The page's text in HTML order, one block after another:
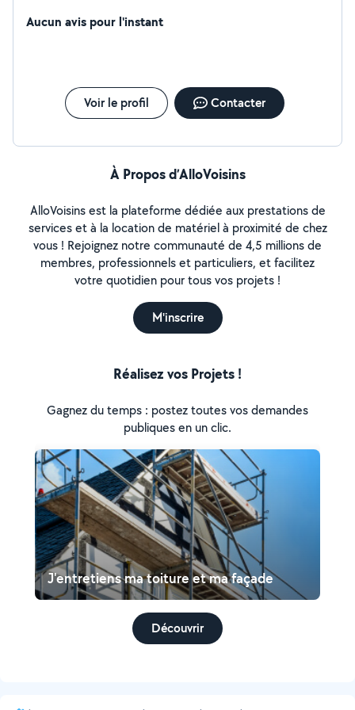
Aucun avis pour l'instant
Voir le profil Contacter
À Propos d’AlloVoisins
AlloVoisins est la plateforme dédiée aux prestations de
services et à la location de matériel à proximité de chez
vous ! Rejoignez notre communauté de 4,5 millions de
membres, professionnels et particuliers, et facilitez
votre quotidien pour tous vos projets !
M'inscrire
Réalisez vos Projets !
Gagnez du temps : postez toutes vos demandes
publiques en un clic.
J'entretiens ma toiture et ma façade
Découvrir